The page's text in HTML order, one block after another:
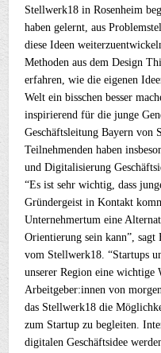
Stellwerk18 in Rosenheim
haben gelernt, aus
diese Ideen
Methoden aus dem Design
erfahren, wie die eigenen
Welt ein bisschen besser
inspirierend für die junge
Geschäftsleitung Bayern von
Teilnehmenden haben
und Digitalisierung
“Es ist sehr wichtig, dass
Gründergeist in Kontakt
Unternehmertum eine
Orientierung sein kann”,
vom Stellwerk18. “Startups
unserer Region eine wichtige
Arbeitgeber:innen von
das Stellwerk18 die
zum Startup zu begleiten.
digitalen Geschäftsidee